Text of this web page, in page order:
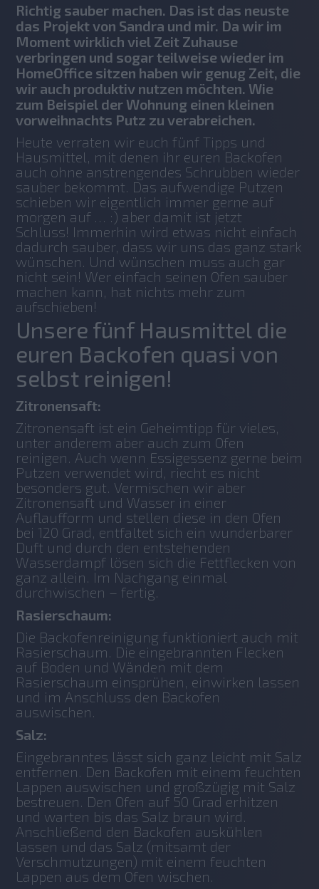
Richtig sauber machen. Das ist das neuste
das Projekt von Sandra und mir. Da wir im
Moment wirklich viel Zeit Zuhause
verbringen und sogar teilweise wieder im
HomeOffice sitzen haben wir genug Zeit, die
wir auch produktiv nutzen möchten. Wie
zum Beispiel der Wohnung einen kleinen
vorweihnachts Putz zu verabreichen.
Heute verraten wir euch fünf Tipps und
Hausmittel, mit denen ihr euren Backofen
auch ohne anstrengendes Schrubben wieder
sauber bekommt. Das aufwendige Putzen
schieben wir eigentlich immer gerne auf
morgen auf … :) aber damit ist jetzt
Schluss! Immerhin wird etwas nicht einfach
dadurch sauber, dass wir uns das ganz stark
wünschen. Und wünschen muss auch gar
nicht sein! Wer einfach seinen Ofen sauber
machen kann, hat nichts mehr zum
aufschieben!
Unsere fünf Hausmittel die
euren Backofen quasi von
selbst reinigen!
Zitronensaft:
Zitronensaft ist ein Geheimtipp für vieles,
unter anderem aber auch zum Ofen
reinigen. Auch wenn Essigessenz gerne beim
Putzen verwendet wird, riecht es nicht
besonders gut. Vermischen wir aber
Zitronensaft und Wasser in einer
Auflaufform und stellen diese in den Ofen
bei 120 Grad, entfaltet sich ein wunderbarer
Duft und durch den entstehenden
Wasserdampf lösen sich die Fettflecken von
ganz allein. Im Nachgang einmal
durchwischen – fertig.
Rasierschaum:
Die Backofenreinigung funktioniert auch mit
Rasierschaum. Die eingebrannten Flecken
auf Boden und Wänden mit dem
Rasierschaum einsprühen, einwirken lassen
und im Anschluss den Backofen
auswischen.
Salz:
Eingebranntes lässt sich ganz leicht mit Salz
entfernen. Den Backofen mit einem feuchten
Lappen auswischen und großzügig mit Salz
bestreuen. Den Ofen auf 50 Grad erhitzen
und warten bis das Salz braun wird.
Anschließend den Backofen auskühlen
lassen und das Salz (mitsamt der
Verschmutzungen) mit einem feuchten
Lappen aus dem Ofen wischen.